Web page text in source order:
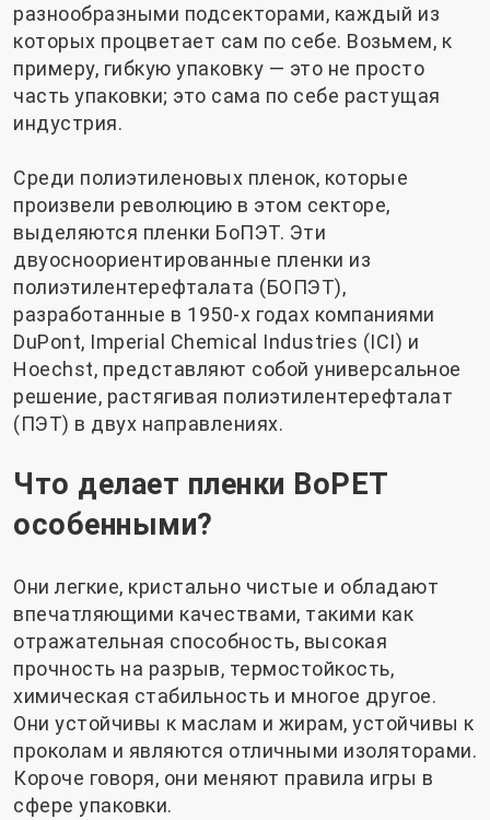
разнообразными подсекторами, каждый из
которых процветает сам по себе. Возьмем, к
примеру, гибкую упаковку — это не просто
часть упаковки; это сама по себе растущая
индустрия.
Среди полиэтиленовых пленок, которые
произвели революцию в этом секторе,
выделяются пленки БоПЭТ. Эти
двуосноориентированные пленки из
полиэтилентерефталата (БОПЭТ),
разработанные в 1950-х годах компаниями
DuPont, Imperial Chemical Industries (ICI) и
Hoechst, представляют собой универсальное
решение, растягивая полиэтилентерефталат
(ПЭТ) в двух направлениях.
Что делает пленки BoPET
особенными?
Они легкие, кристально чистые и обладают
впечатляющими качествами, такими как
отражательная способность, высокая
прочность на разрыв, термостойкость,
химическая стабильность и многое другое.
Они устойчивы к маслам и жирам, устойчивы к
проколам и являются отличными изоляторами.
Короче говоря, они меняют правила игры в
сфере упаковки.